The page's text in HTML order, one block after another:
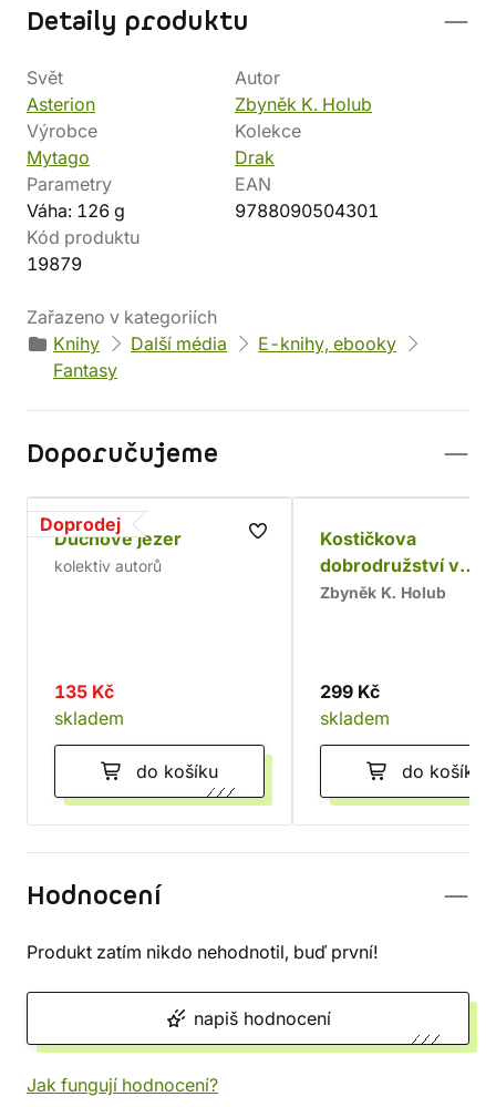
Detaily produktu
Svět
Asterion
Autor
Zbyněk K. Holub
Výrobce
Mytago
Kolekce
Drak
Parametry
Váha: 126 g
EAN
9788090504301
Kód produktu
19879
Zařazeno v kategoriích
Knihy
Další média
E-knihy, ebooky
Fantasy
Doporučujeme
Doprodej
Duchové jezer
kolektiv autorů
135 Kč
skladem
do košíku
Kostičkova
dobrodružství v
Kočkomoří
Zbyněk K. Holub
299 Kč
skladem
do košíku
Hodnocení
Produkt zatím nikdo nehodnotil, buď první!
napiš hodnocení
Jak fungují hodnocení?